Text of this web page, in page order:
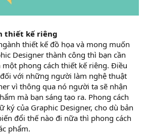
thiết kế riêng
thiết kế đồ họa và mong muốn
Designer thành công thì bạn cần
phong cách thiết kế riêng. Điều
với những người làm nghệ thuật
vì thông qua nó người ta sẽ nhận
mà bạn sáng tạo ra. Phong cách
ký của Graphic Designer, cho dù bản
đổi thế nào đi nữa thì phong cách
phẩm.